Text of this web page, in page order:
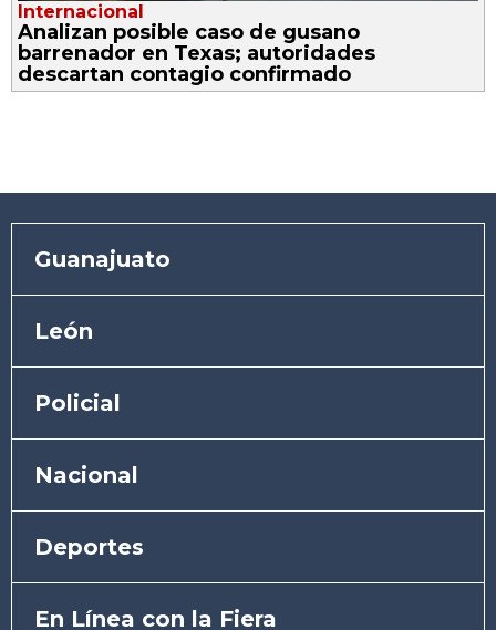
Internacional
Analizan posible caso de gusano
barrenador en Texas; autoridades
descartan contagio confirmado
Guanajuato
León
Policial
Nacional
Deportes
En Línea con la Fiera